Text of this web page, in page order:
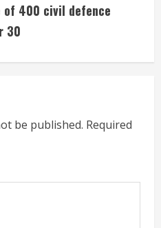
of 400 civil defence
30
be published. Required